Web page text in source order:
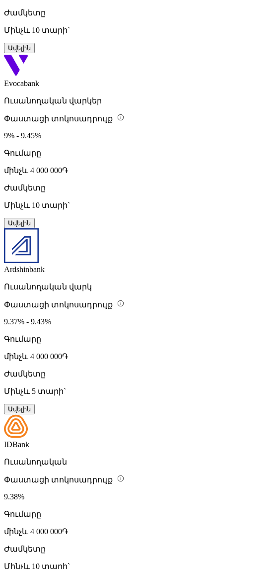
Ժամկետը
Մինչև 10 տարի`
Ավելին
Evocabank
Ուսանողական վարկեր
Փաստացի տոկոսադրույք
9% - 9.45%
Գումարը
մինչև 4 000 000֏
Ժամկետը
Մինչև 10 տարի`
Ավելին
Ardshinbank
Ուսանողական վարկ
Փաստացի տոկոսադրույք
9.37% - 9.43%
Գումարը
մինչև 4 000 000֏
Ժամկետը
Մինչև 5 տարի`
Ավելին
IDBank
Ուսանողական
Փաստացի տոկոսադրույք
9.38%
Գումարը
մինչև 4 000 000֏
Ժամկետը
Մինչև 10 տարի`